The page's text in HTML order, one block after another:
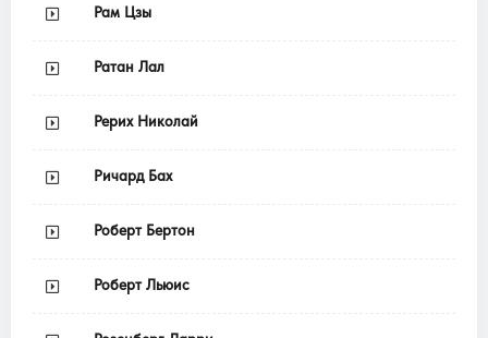
Рам Цзы
Ратан Лал
Рерих Николай
Ричард Бах
Роберт Бертон
Роберт Льюис